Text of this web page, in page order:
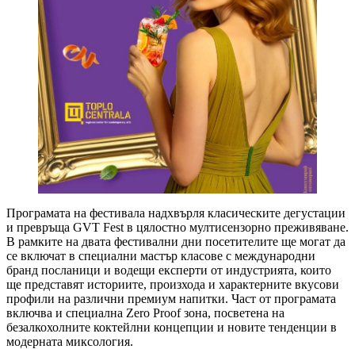
Програмата на фестивала надхвърля класическите дегустации
и превръща GVT Fest в цялостно мултисензорно преживяване.
В рамките на двата фестивални дни посетителите ще могат да
се включат в специални мастър класове с международни
бранд посланици и водещи експерти от индустрията, които
ще представят историите, произхода и характерните вкусови
профили на различни премиум напитки. Част от програмата
включва и специална Zero Proof зона, посветена на
безалкохолните коктейлни концепции и новите тенденции в
модерната миксология.